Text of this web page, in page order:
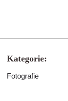
Kategorie:
Fotografie